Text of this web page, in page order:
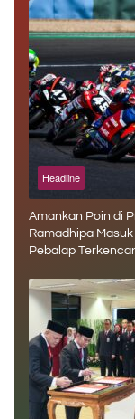
Headline
Amankan Poin di
Ramadhipa
Pebalap